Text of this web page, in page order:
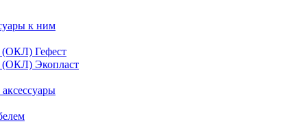
к ним
(ОКЛ) Гефест
(ОКЛ) Экопласт